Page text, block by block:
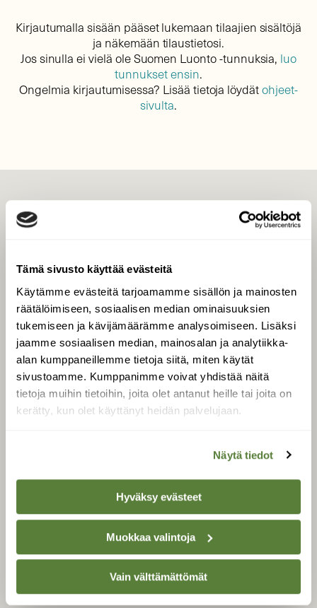
Tämä sivusto käyttää evästeitä
Käytämme evästeitä tarjoamamme sisällön ja mainosten
räätälöimiseen, sosiaalisen median ominaisuuksien
tukemiseen ja kävijämäärämme analysoimiseen. Lisäksi
jaamme sosiaalisen median, mainosalan ja analytiikka-
alan kumppaneillemme tietoja siitä, miten käytät
sivustoamme. Kumppanimme voivat yhdistää näitä
tietoja muihin tietoihin, joita olet antanut heille tai joita on
kerätty, kun olet käyttänyt heidän palvelujaan.
Näytä tiedot
Hyväksy evästeet
Muokkaa valintoja
Vain välttämättömät
Kirjautumalla sisään pääset lukemaan tilaajien sisältöjä
ja näkemään tilaustietosi.
Jos sinulla ei vielä ole Suomen Luonto -tunnuksia, luo
tunnukset ensin.
Ongelmia kirjautumisessa? Lisää tietoja löydätohjeet-
sivulta.
Tilaa digilukuoikeus
Äänestä parasta juttua
Tilaa uutiskirje
SUOMEN LUONNON­
SUOJELU­LIITTO
Suomen Luonto -lehden
luonnonsuojelu­liitto.